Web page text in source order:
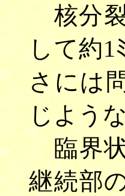
核分裂
して約
さには
じよう
臨界
継続部